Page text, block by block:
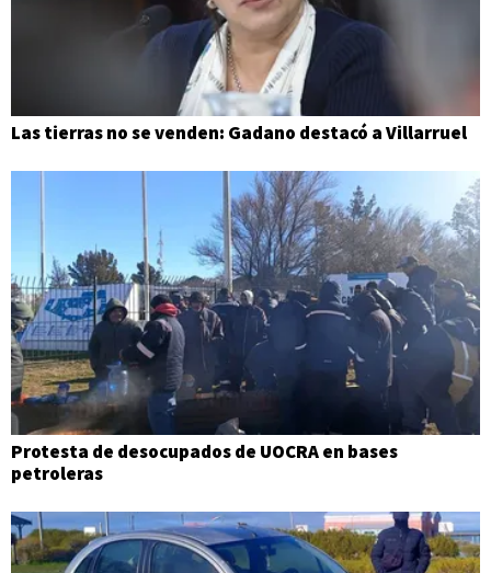
Las tierras no se venden: Gadano destacó a Villarruel
Protesta de desocupados de UOCRA en bases
petroleras